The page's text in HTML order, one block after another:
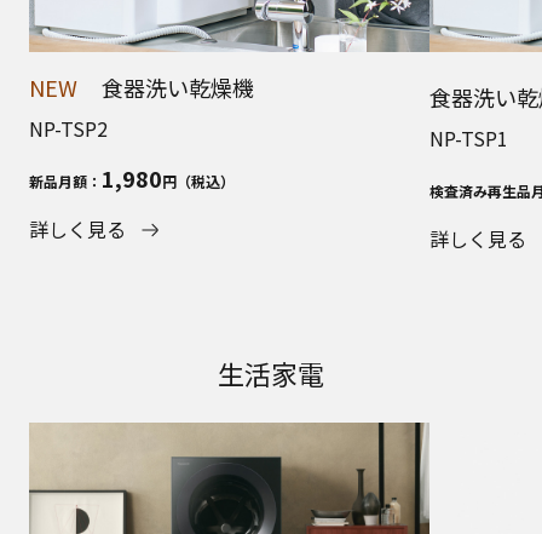
NEW 食器洗い乾燥機
NP-TSP2
新品月額： 1,980円（税込）
詳しく見る
食器洗い
NP-TSP1
検査済み再生品
詳しく見る
生活家電